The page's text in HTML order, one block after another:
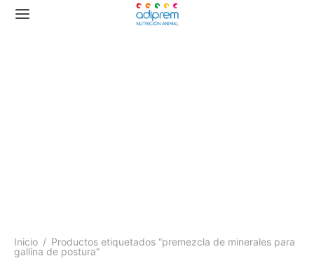
Inicio / Productos etiquetados “premezcla de minerales para
gallina de postura”